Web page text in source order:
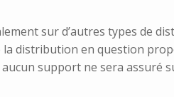
sur d’autres types de
la distribution en question
support ne sera assuré